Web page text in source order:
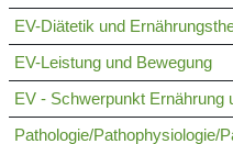
EV-Diätetik und
EV-Leistung und Bewegung
EV - Schwerpunkt Ernährung
Pathologie/Pathophysiologie/